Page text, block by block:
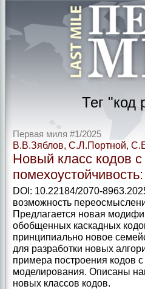
Тег "код
Первая миля #1/2025
В.В.Зяблов, С.Л.Портной,
Новый класс кодов
DOI: 10.22184/2070-
возможность
Предлагается новая
обобщенных каскадных
принципиально новое
для разработки новых
примера построения кодов
моделирования. Описаны
новых классов кодов.